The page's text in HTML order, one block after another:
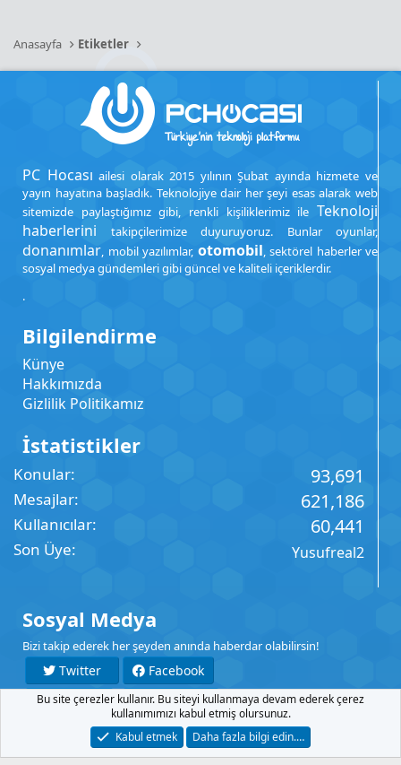
Anasayfa Etiketler
PC Hocası ailesi olarak 2015 yılının Şubat ayında hizmete ve
yayın hayatına başladık. Teknolojiye dair her şeyi esas alarak web
sitemizde paylaştığımız gibi, renkli kişiliklerimiz ile Teknoloji
haberlerini takipçilerimize duyuruyoruz. Bunlar oyunlar,
donanımlar, mobil yazılımlar, otomobil, sektörel haberler ve
sosyal medya gündemleri gibi güncel ve kaliteli içeriklerdir.
.
Bilgilendirme
Künye
Hakkımızda
Gizlilik Politikamız
İstatistikler
Konular 93,691
Mesajlar 621,186
Kullanıcılar 60,441
Son Üye Yusufreal2
Sosyal Medya
Bizi takip ederek her şeyden anında haberdar olabilirsin!
Twitter
Facebook
YouTube
Instagram
Şartlar Gizlilik Yardım Anasayfa
R
Bu site çerezler kullanır. Bu siteyi kullanmaya devam ederek çerez
kullanımımızı kabul etmiş olursunuz.
Kabul etmek
Daha fazla bilgi edin.…